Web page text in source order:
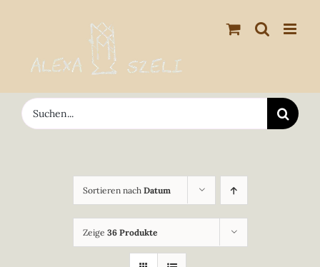
springen
Suche
nach:
Sortieren nach Datum
Zeige 36 Produkte